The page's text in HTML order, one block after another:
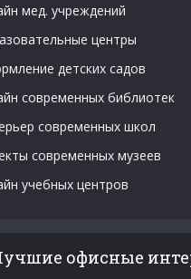
мед. учреждений
центры
детских садов
современных библиотек
современных школ
современных музеев
учебных центров
офисные